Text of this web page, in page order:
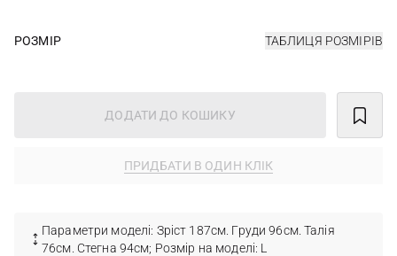
РОЗМІР ТАБЛИЦЯ РОЗМІРІВ
ДОДАТИ ДО КОШИКУ
ПРИДБАТИ В ОДИН КЛІК
Параметри моделі: Зріст 187см. Груди 96см. Талія
76см. Стегна 94см; Розмір на моделі: L